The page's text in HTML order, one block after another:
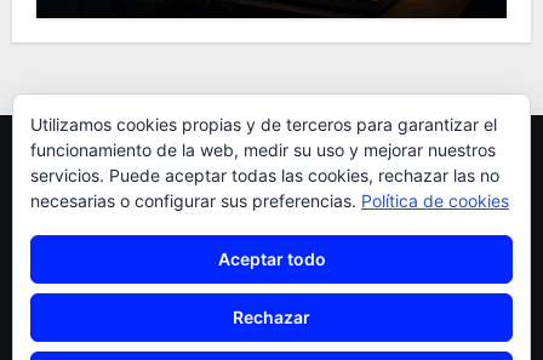
pardellas
Utilizamos cookies propias y de terceros para garantizar el
funcionamiento de la web, medir su uso y mejorar nuestros
servicios. Puede aceptar todas las cookies, rechazar las no
necesarias o configurar sus preferencias. Política de cookies
Aceptar todo
Rechazar